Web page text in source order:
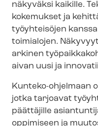
näkyväksi kaikille.
kokemukset ja
työyhteisöjen
toimialojen.
arkinen
aivan uusi ja
Kunteko-ohjelmaan
jotka tarjoavat
päättäjille
oppimiseen ja